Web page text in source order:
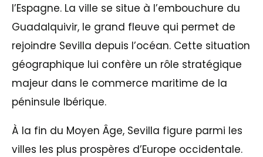
l’Espagne. La ville se situe à l’embouchure du
Guadalquivir, le grand fleuve qui permet de
rejoindre Sevilla depuis l’océan. Cette situation
géographique lui confère un rôle stratégique
majeur dans le commerce maritime de la
péninsule Ibérique.
À la fin du Moyen Âge, Sevilla figure parmi les
villes les plus prospères d’Europe occidentale.